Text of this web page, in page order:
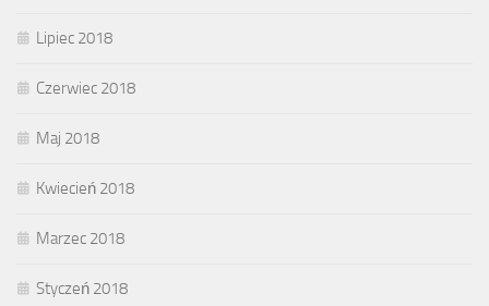
Lipiec 2018
Czerwiec 2018
Maj 2018
Kwiecień 2018
Marzec 2018
Styczeń 2018